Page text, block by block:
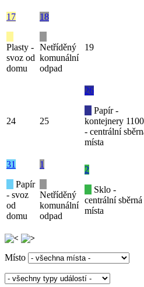
17
Plasty -
svoz od
domu
18
Netříděný
komunální
odpad
19
24 25
26
Papír -
kontejnery
- centrální
místa
31
Papír
- svoz
od
domu
1
Netříděný
komunální
odpad
2
Sklo -
centrální sběrná
místa
Místo